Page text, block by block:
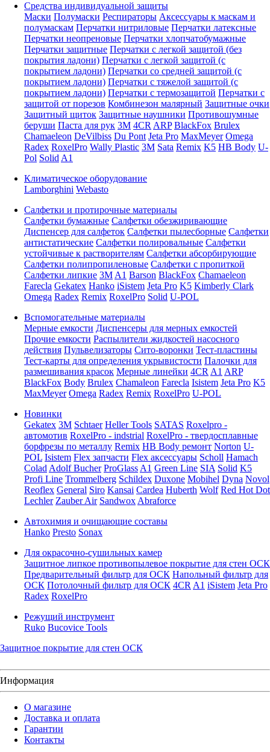
Средства индивидуальной защиты
Маски Полумаски Респираторы Аксессуары к маскам и
полумаскам Перчатки нитриловые Перчатки латексные
Перчатки неопреновые Перчатки хлопчатобумажные
Перчатки защитные Перчатки с легкой защитой (без
покрытия ладони) Перчатки с легкой защитой (с
покрытием ладони) Перчатки со средней защитой (с
покрытием ладони) Перчатки с тяжелой защитой (с
покрытием ладони) Перчатки с термозащитой Перчатки с
защитой от порезов Комбинезон малярный Защитные очки
Защитный щиток Защитные наушники Противошумные
беруши Паста для рук 3M 4CR ARP BlackFox Brulex
Chamaeleon DeVilbiss Du Pont Jeta Pro MaxMeyer Omega
Radex RoxelPro Wally Plastic 3M Sata Remix K5 HB Body U-
Pol Solid A1
Климатическое оборудование
Lamborghini Webasto
Салфетки и протирочные материалы
Салфетки бумажные Салфетки обезжиривающие
Диспенсер для салфеток Салфетки пылесборные Салфетки
антистатические Салфетки полировальные Салфетки
устойчивые к растворителям Салфетки абсорбирующие
Салфетки полипропиленовые Салфетки с пропиткой
Салфетки липкие 3M A1 Barson BlackFox Chamaeleon
Farecla Gekatex Hanko iSistem Jeta Pro K5 Kimberly Clark
Omega Radex Remix RoxelPro Solid U-POL
Вспомогательные материалы
Мерные емкости Диспенсеры для мерных емкостей
Прочие емкости Распылители жидкостей насосного
действия Пульвелизаторы Сито-воронки Тест-пластины
Тест-карты для определения укрывистости Палочки для
размешивания красок Мерные линейки 4CR A1 ARP
BlackFox Body Brulex Chamaleon Farecla Isistem Jeta Pro K5
MaxMeyer Omega Radex Remix RoxelPro U-POL
Новинки
Gekatex 3M Schtaer Heller Tools SATAS Roxelpro -
автомотив RoxelPro - indstrial RoxelPro - твердосплавные
борфрезы по металлу Remix HB Body ремонт Norton U-
POL Isistem Flex запчасти Flex аксессуары Scholl Hamach
Colad Adolf Bucher ProGlass A1 Green Line SIA Solid K5
Profi Line Trommelberg Schildex Duxone Mobihel Dyna Novol
Reoflex General Siro Kansai Cardea Huberth Wolf Red Hot Dot
Lechler Zauber Air Sandwox Abraforce
Автохимия и очищающие составы
Hanko Presto Sonax
Для окрасочно-сушильных камер
Защитное липкое противопылевое покрытие для стен ОСК
Предварительный фильтр для ОСК Напольный фильтр для
ОСК Потолочный фильтр для ОСК 4CR A1 iSistem Jeta Pro
Radex RoxelPro
Режущий инструмент
Ruko Bucovice Tools
Защитное покрытие для стен ОСК
Информация
О магазине
Доставка и оплата
Гарантии
Контакты